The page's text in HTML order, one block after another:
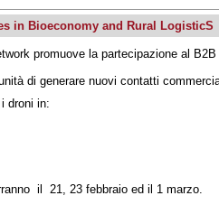
in Bioeconomy and Rural LogisticS
promuove la partecipazione al
di generare nuovi contatti
droni in:
il 21, 23 febbraio ed il 1 marzo.